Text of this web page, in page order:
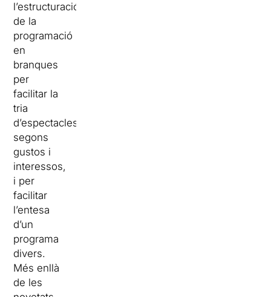
l’estructuració
de la
programació
en
branques
per
facilitar la
tria
d’espectacles
segons
gustos i
interessos,
i per
facilitar
l’entesa
d’un
programa
divers.
Més enllà
de les